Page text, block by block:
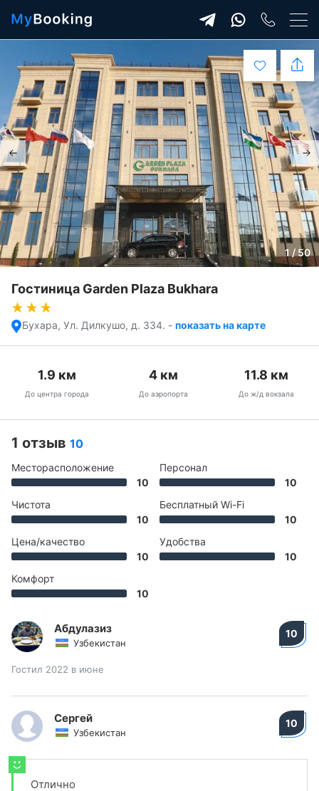
1 / 50
Гостиница Garden Plaza Bukhara
Бухара, Ул. Дилкушо, д. 334. - показать на карте
1.9 км
До центра города
4 км
До аэропорта
11.8 км
До ж/д вокзала
1 отзыв 10
Месторасположение
10
Чистота
10
Цена/качество
10
Комфорт
10
Персонал
10
Бесплатный Wi-Fi
10
Удобства
10
Абдулазиз
Узбекистан
10
Гостил 2022 в июне
Сергей
Узбекистан
10
Отлично